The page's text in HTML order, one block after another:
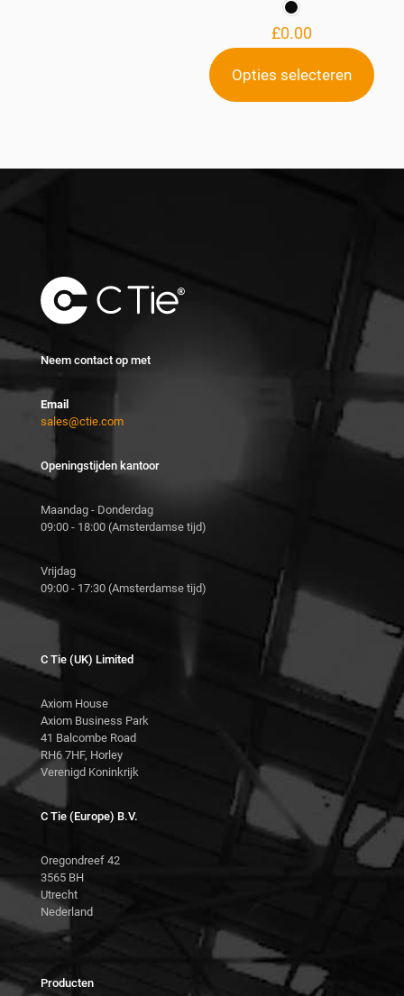
£0.00
Opties selecteren
Dit
product
Deze
Neem contact op met
Email
sales@ctie.com
Openingstijden kantoor
Maandag - Donderdag
09:00 - 18:00 (Amsterdamse tijd)
Vrijdag
09:00 - 17:30 (Amsterdamse tijd)
C Tie (UK) Limited
Axiom House
Axiom Business Park
41 Balcombe Road
RH6 7HF, Horley
Verenigd Koninkrijk
C Tie (Europe) B.V.
Oregondreef 42
3565 BH
Utrecht
Nederland
Producten